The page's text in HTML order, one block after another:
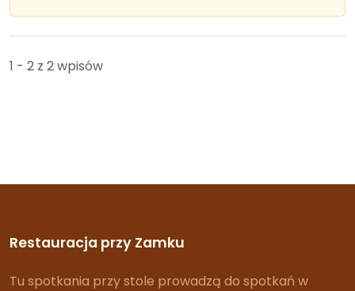
1 - 2 z 2 wpisów
Restauracja przy Zamku
Tu spotkania przy stole prowadzą do spotkań w